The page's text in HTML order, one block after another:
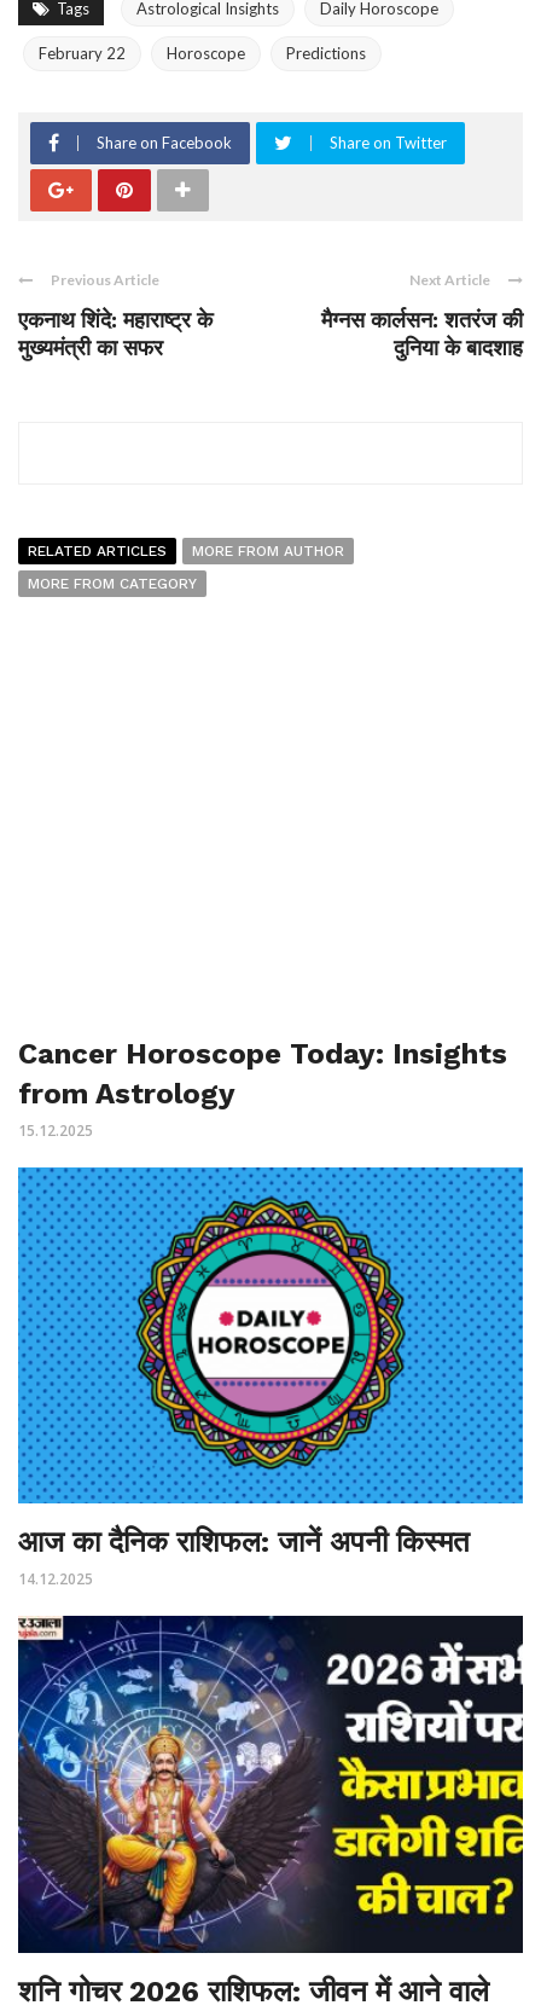
Tags Astrological Insights Daily Horoscope
February 22 Horoscope Predictions
Share on Facebook Share on Twitter
Previous Article
एकनाथ शिंदे: महाराष्ट्र के
मुख्यमंत्री का सफर
Next Article
मैग्नस कार्लसन: शतरंज की
दुनिया के बादशाह
RELATED ARTICLES
MORE FROM AUTHOR
MORE FROM CATEGORY
Cancer Horoscope Today: Insights
from Astrology
15.12.2025
आज का दैनिक राशिफल: जानें अपनी किस्‍मत
14.12.2025
शनि गोचर 2026 राशिफल: जीवन में आने वाले